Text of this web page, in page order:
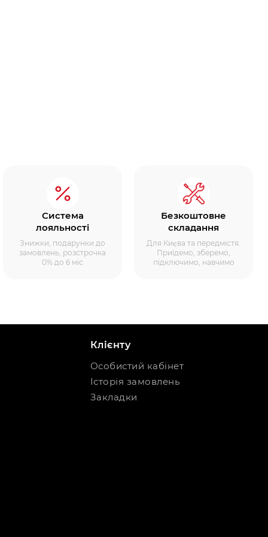
Система
лояльності
Знижки, подарунки до
замовлень, розстрочка
0% до 6 міс
Безкоштовне
складання
Для Києва та передмістя.
Приїдемо, зберемо,
підключимо, навчимо
Клієнту
Особистий кабінет
Історія замовлень
Закладки